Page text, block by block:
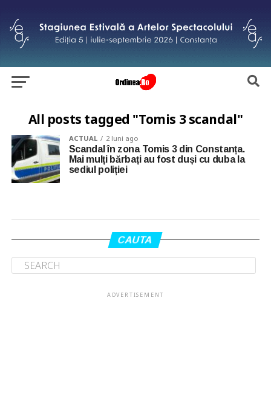
All posts tagged "Tomis 3 scandal"
ACTUAL 2 luni ago
Scandal în zona Tomis 3 din Constanța.
Mai mulți bărbați au fost duși cu duba la
sediul poliției
CAUTA
ADVERTISEMENT